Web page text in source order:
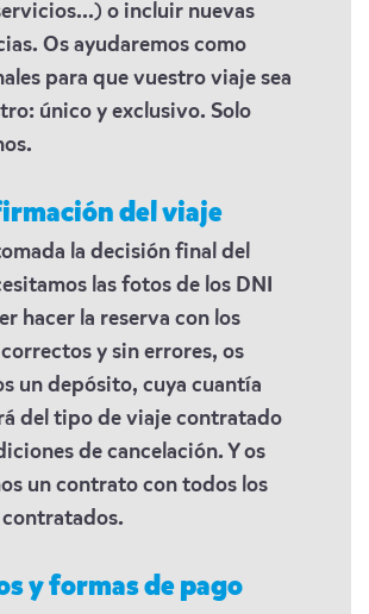
o incluir nuevas
Os ayudaremos como
para que vuestro viaje sea
único y exclusivo. Solo
del viaje
la decisión final del
las fotos de los DNI
hacer la reserva con los
y sin errores, os
un depósito, cuya cuantía
del tipo de viaje contratado
de cancelación. Y os
un contrato con todos los
y formas de pago